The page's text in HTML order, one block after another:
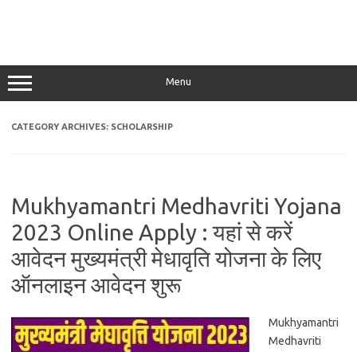
Menu
CATEGORY ARCHIVES: SCHOLARSHIP
Mukhyamantri Medhavriti Yojana
2023 Online Apply : यहां से करें
आवेदन मुख्यमंत्री मेधावृति योजना के लिए
ऑनलाइन आवेदन शुरू
Mukhyamantri
Medhavriti